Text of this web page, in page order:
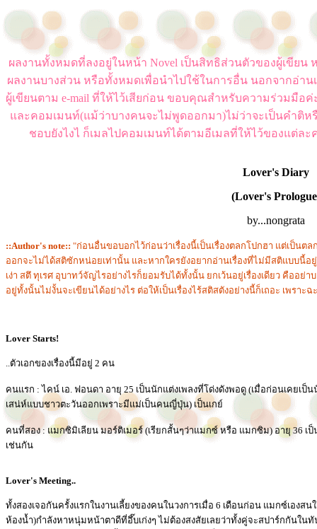
ผลงานทั้งหมดที่ลงอยู่ในหน้า Novel เป็นสิทธิส่วนตัวของผู้เขีย
ผลงานบางส่วน หรือทั้งหมดเพื่อนำไปใช้ในการอื่น นอกจากอ่า
ผู้เขียนตาม e-mail ที่ให้ไว้เสียก่อน ขอบคุณสำหรับความร่วมมือ
และคอมเมนท์(แม้ว่าบางคนจะไม่พูดออกมา)ไม่ว่าจะเป็นคำติ
ชอบยังไงไ ก็เมลไปคอมเมนท์ได้ตามอีเมลที่ให้ไว้ของแต่
Lover's Diary
(Lover's
by...nongrata
::Author's note:: "ก่อนอื่นขอบอกไว้ก่อนว่าเรื่องนี้เป็นเรื่องตลกโปกฮา แต่เป็นตล
ออกจะไม่ได้สติซักหน่อยเท่านั้น และหากใครยังอยากอ่านเรื่องที่ไม่มีสติแบบนี้
เง่า สตึ ทุเรศ อุบาทว์จัญไรอย่างไรก็ยอมรับได้ทั้งนั้น ยกเว้นอยู่เรื่องเดียว คืออย่า
อยู่ทั้งนั้นไม่งั้นจะเขียนได้อย่างไร ต่อให้เป็นเรื่องไร้สติสตังอย่างนี้ก็เถอะ เพราะ
Lover Starts!
..ตัวเอกของเรื่องนี้มีอยู่ 2 คน
คนแรก : ไคน์ เอ. ฟอนดา อายุ 25 เป็นนักแต่งเพลงที่โด่งดังพอดู (เมื่อก่อนเคยเ
เสน่ห์แบบชาวตะวันออกเพราะมีแม่เป็นคนญี่ปุ่น) เป็นเกย์
คนที่สอง : แมกซิมิเลียน มอร์ติเมอร์ (เรียกสั้นๆว่าแมกซ์ หรือ แมกซิม) อายุ 36 เ
เช่นกัน
Lover's Meeting..
ทั้งสองเจอกันครั้งแรกในงานเลี้ยงของคนในวงการเมื่อ 6 เดือนก่อน แมกซ์เอ
ห้องน้ำ)กำลังหาหนุ่มหน้าตาดีที่อึ๊บเก่งๆ ไม่ต้องสงสัยเลยว่าทั้งคู่จะสปาร์กกันในทั